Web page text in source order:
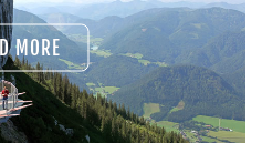
MORE